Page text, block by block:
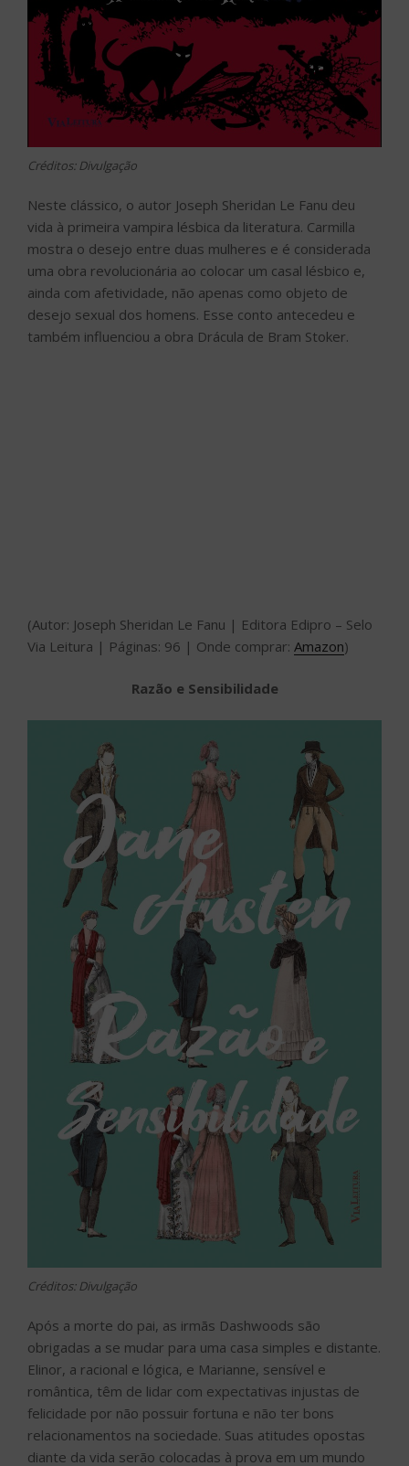
Créditos: Divulgação
Neste clássico, o autor Joseph Sheridan Le Fanu deu
vida à primeira vampira lésbica da literatura. Carmilla
mostra o desejo entre duas mulheres e é considerada
uma obra revolucionária ao colocar um casal lésbico e,
ainda com afetividade, não apenas como objeto de
desejo sexual dos homens. Esse conto antecedeu e
também influenciou a obra Drácula de Bram Stoker.
(Autor: Joseph Sheridan Le Fanu | Editora Edipro – Selo
Via Leitura | Páginas: 96 | Onde comprar: Amazon)
Razão e Sensibilidade
Créditos: Divulgação
Após a morte do pai, as irmãs Dashwoods são
obrigadas a se mudar para uma casa simples e distante.
Elinor, a racional e lógica, e Marianne, sensível e
romântica, têm de lidar com expectativas injustas de
felicidade por não possuir fortuna e não ter bons
relacionamentos na sociedade. Suas atitudes opostas
diante da vida serão colocadas à prova em um mundo